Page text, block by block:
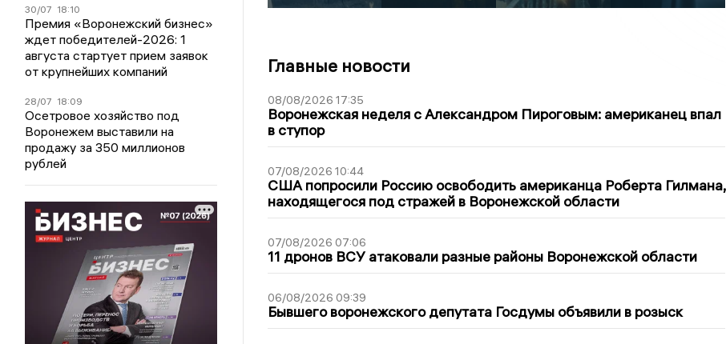
30/07 18:10
Премия «Воронежский бизнес»
ждет победителей-2026: 1
августа стартует прием заявок
от крупнейших компаний
28/07 18:09
Осетровое хозяйство под
Воронежем выставили на
продажу за 350 миллионов
рублей
Главные новости
08/08/2026 17:35
Воронежская неделя с Александром Пироговым: американец впал
в ступор
07/08/2026 10:44
США попросили Россию освободить американца Роберта Гилмана,
находящегося под стражей в Воронежской области
07/08/2026 07:06
11 дронов ВСУ атаковали разные районы Воронежской области
06/08/2026 09:39
Бывшего воронежского депутата Госдумы объявили в розыск